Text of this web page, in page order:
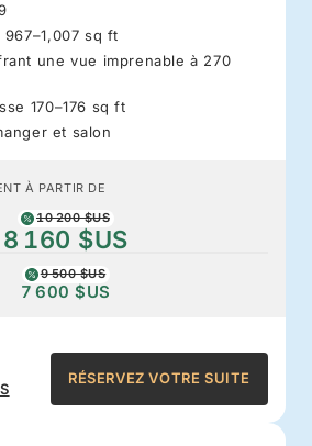
sq ft
une vue imprenable à 270
170–176 sq ft
et salon
À PARTIR DE
10 200 $US
8 160 $US
9 500 $US
7 600 $US
RÉSERVEZ VOTRE SUITE